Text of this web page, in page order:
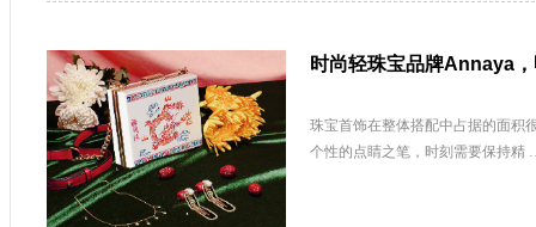
时尚轻珠宝品牌Annaya
珠宝首饰在整体搭配中占据的面积
个性的点睛之笔，时刻需要保持